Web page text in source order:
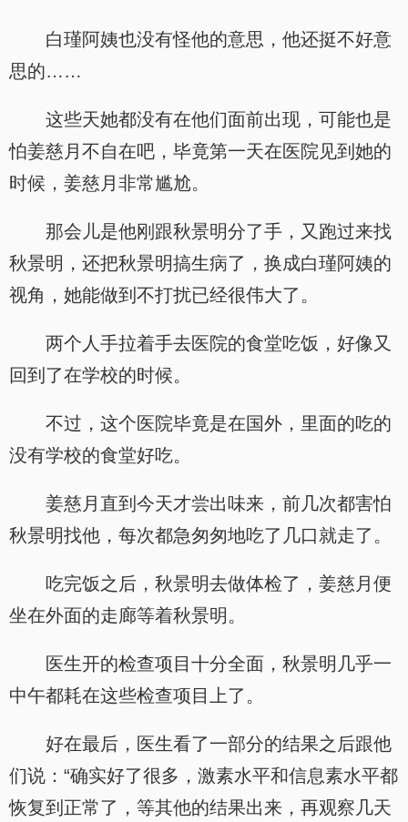
白瑾阿姨也没有怪他的意思，他还挺不好意
思的……
这些天她都没有在他们面前出现，可能也是
怕姜慈月不自在吧，毕竟第一天在医院见到她的
时候，姜慈月非常尴尬。
那会儿是他刚跟秋景明分了手，又跑过来找
秋景明，还把秋景明搞生病了，换成白瑾阿姨的
视角，她能做到不打扰已经很伟大了。
两个人手拉着手去医院的食堂吃饭，好像又
回到了在学校的时候。
不过，这个医院毕竟是在国外，里面的吃的
没有学校的食堂好吃。
姜慈月直到今天才尝出味来，前几次都害怕
秋景明找他，每次都急匆匆地吃了几口就走了。
吃完饭之后，秋景明去做体检了，姜慈月便
坐在外面的走廊等着秋景明。
医生开的检查项目十分全面，秋景明几乎一
中午都耗在这些检查项目上了。
好在最后，医生看了一部分的结果之后跟他
们说：“确实好了很多，激素水平和信息素水平都
恢复到正常了，等其他的结果出来，再观察几天